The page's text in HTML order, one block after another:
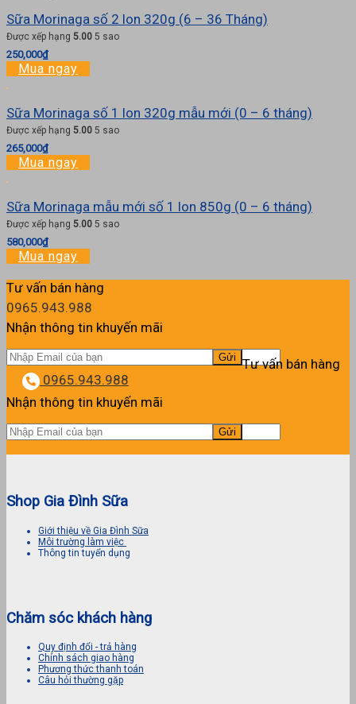
Sữa Morinaga số 2 lon 320g (6 – 36 Tháng)
Được xếp hạng 5.00 5 sao
250,000₫
Mua ngay
Sữa Morinaga số 1 lon 320g mẫu mới (0 – 6 tháng)
Được xếp hạng 5.00 5 sao
265,000₫
Mua ngay
Sữa Morinaga mẫu mới số 1 lon 850g (0 – 6 tháng)
Được xếp hạng 5.00 5 sao
580,000₫
Mua ngay
Tư vấn bán hàng
0965.943.988
Nhận thông tin khuyến mãi
Tư vấn bán hàng
0965.943.988
Nhận thông tin khuyến mãi
Shop Gia Đình Sữa
Giới thiệu về Gia Đình Sữa
Môi trường làm việc
Thông tin tuyển dụng
Chăm sóc khách hàng
Quy định đổi - trả hàng
Chính sách giao hàng
Phương thức thanh toán
Câu hỏi thường gặp